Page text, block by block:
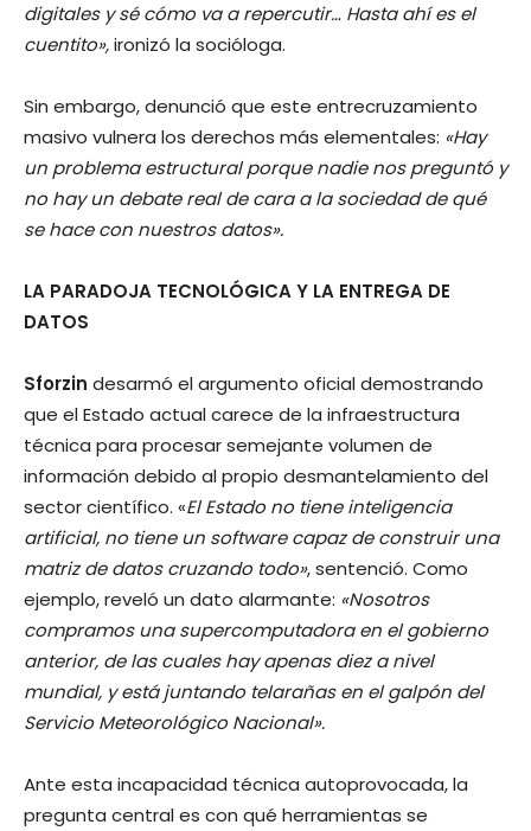
digitales y sé cómo va a repercutir… Hasta ahí es el
cuentito»,ironizó la socióloga.
Sin embargo, denunció que este entrecruzamiento
masivo vulnera los derechos más elementales: «Hay
un problema estructural porque nadie nos preguntó y
no hay un debate real de cara a la sociedad de qué
se hace con nuestros datos».
LA PARADOJA TECNOLÓGICA Y LA ENTREGA DE
DATOS
Sforzin desarmó el argumento oficial demostrando
que el Estado actual carece de la infraestructura
técnica para procesar semejante volumen de
información debido al propio desmantelamiento del
sector científico. «El Estado no tiene inteligencia
artificial, no tiene un software capaz de construir una
matriz de datos cruzando todo», sentenció. Como
ejemplo, reveló un dato alarmante: «Nosotros
compramos una supercomputadora en el gobierno
anterior, de las cuales hay apenas diez a nivel
mundial, y está juntando telarañas en el galpón del
Servicio Meteorológico Nacional».
Ante esta incapacidad técnica autoprovocada, la
pregunta central es con qué herramientas se